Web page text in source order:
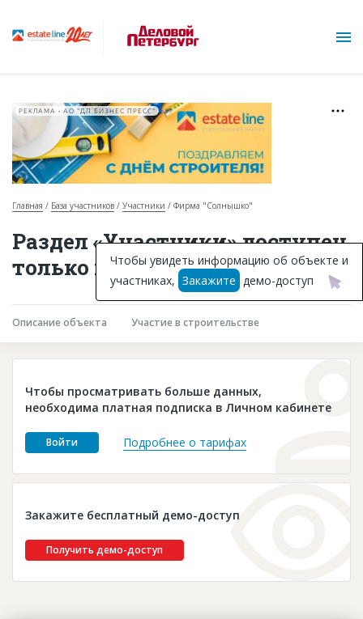
Горячие объекты
База строящихся объектов
Инвестпроекты
Глоссарий
Платные услуги
Пресс-релизы
РЕКЛАМА • АО "ДП БИЗНЕС ПРЕСС"
Главная База участников Участники Фирма "Солнышко"
Раздел «Участники» доступен
только подписчикам
Описание объекта Участие в строительстве
Чтобы просматривать больше данных,
необходима платная подписка в Личном кабинете
Войти Подробнее о тарифах
Закажите бесплатный демо-доступ
Получить демо-доступ
Чтобы увидеть информацию об объекте и
участниках, Закажите демо-доступ